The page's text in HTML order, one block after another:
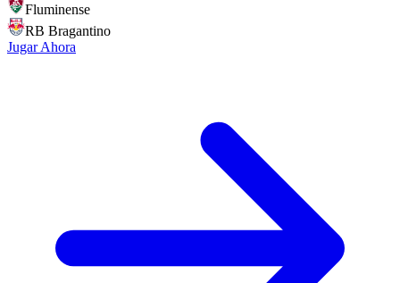
Fluminense
RB Bragantino
Jugar Ahora